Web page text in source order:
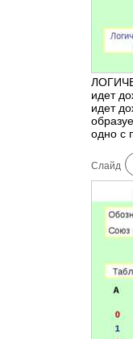
идет
идет
одно с
Cлайд